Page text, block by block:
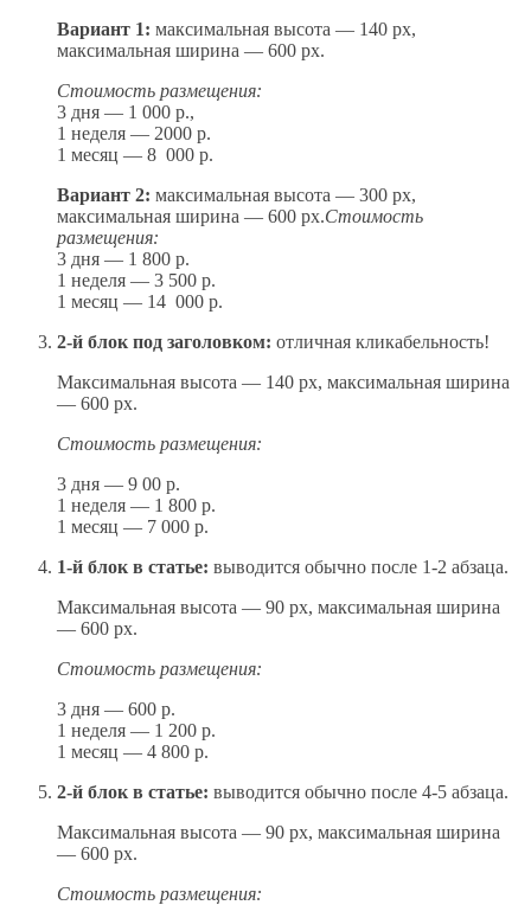
Вариант 1: максимальная высота — 140 px,
максимальная ширина — 600 px.
Стоимость размещения:
3 дня — 1 000 р.,
1 неделя — 2000 р.
1 месяц — 8 000 р.
Вариант 2: максимальная высота — 300 px,
максимальная ширина — 600 px.Стоимость
размещения:
3 дня — 1 800 р.
1 неделя — 3 500 р.
1 месяц — 14 000 р.
2-й блок под заголовком: отличная кликабельность!
Максимальная высота — 140 px, максимальная ширина
— 600 px.
Стоимость размещения:
3 дня — 9 00 р.
1 неделя — 1 800 р.
1 месяц — 7 000 р.
1-й блок в статье: выводится обычно после 1-2 абзаца.
Максимальная высота — 90 px, максимальная ширина
— 600 px.
Стоимость размещения:
3 дня — 600 р.
1 неделя — 1 200 р.
1 месяц — 4 800 р.
2-й блок в статье: выводится обычно после 4-5 абзаца.
Максимальная высота — 90 px, максимальная ширина
— 600 px.
Стоимость размещения: